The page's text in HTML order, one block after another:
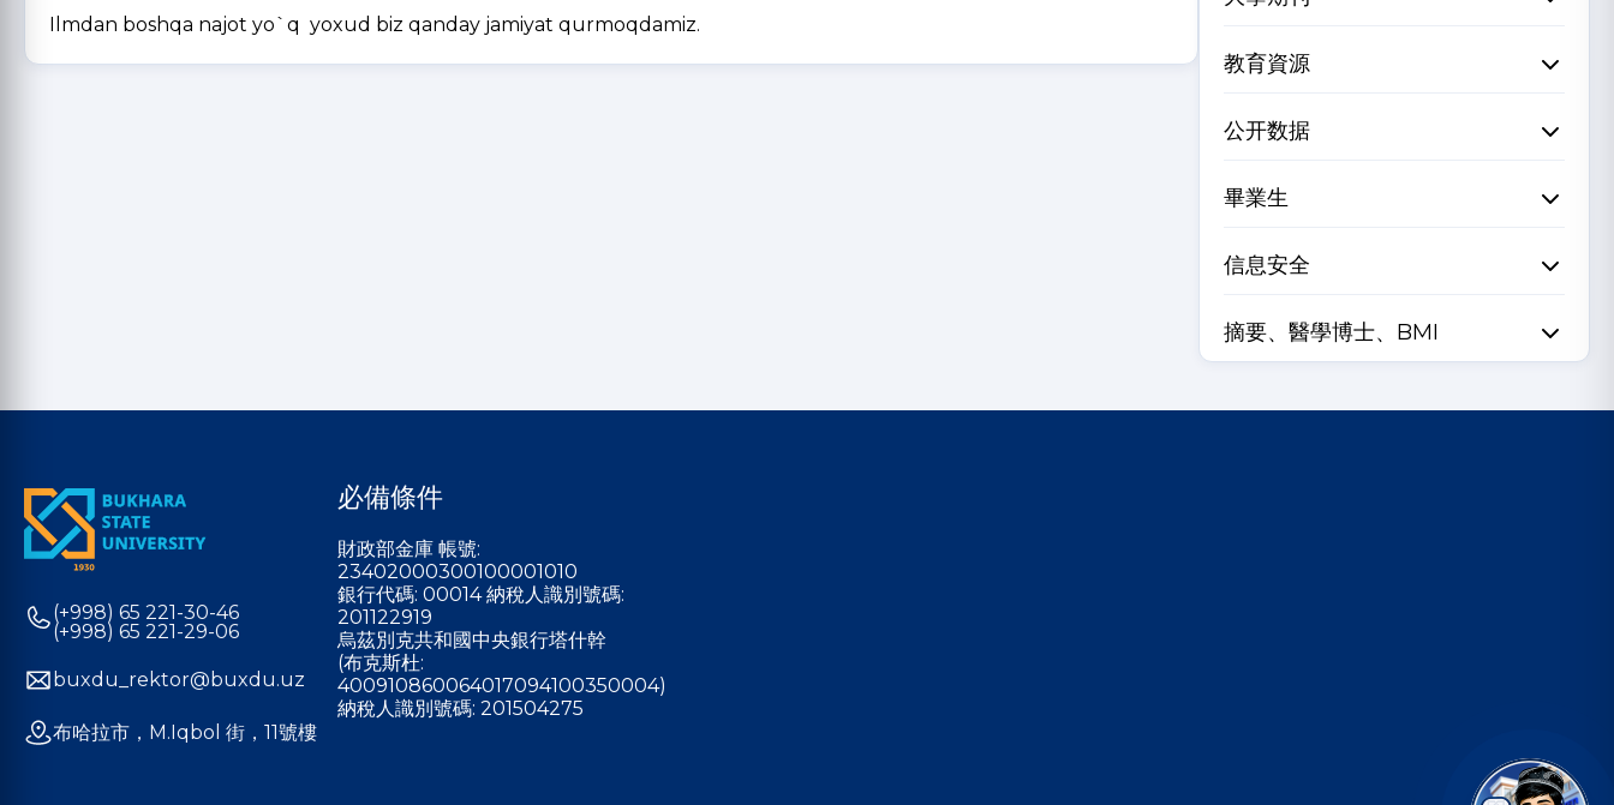
Ilmdan boshqa najot yo`q yoxud biz qanday jamiyat qurmoqdamiz.
教育資源
公开数据
畢業生
信息安全
摘要、醫學博士、BMI
(+998) 65 221-30-46
(+998) 65 221-29-06
buxdu_rektor@buxdu.uz
布哈拉市，M.Iqbol 街，11號樓
必備條件
財政部金庫 帳號:
23402000300100001010
銀行代碼: 00014 納稅人識別號碼:
201122919
烏茲別克共和國中央銀行塔什幹
(布克斯杜:
400910860064017094100350004)
納稅人識別號碼: 201504275